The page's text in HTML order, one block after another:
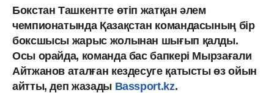
Бокстан Ташкентте өтіп жатқан әлем
чемпионатында Қазақстан командасының бір
боксшысы жарыс жолынан шығып қалды.
Осы орайда, команда бас бапкері Мырзағали
Айтжанов аталған кездесуге қатысты өз ойын
айтты, деп жазады Bassport.kz.